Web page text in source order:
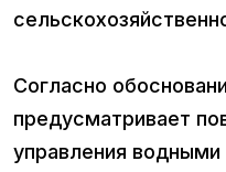
Согласно
предусматривает
управления водными